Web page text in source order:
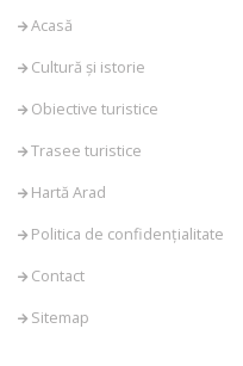
Acasă
Cultură și istorie
Obiective turistice
Trasee turistice
Hartă Arad
Politica de confidențialitate
Contact
Sitemap